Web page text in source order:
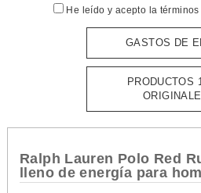
He leído y acepto la
GASTOS DE
PRODUCTOS
Ralph Lauren Polo Red
lleno de energía para